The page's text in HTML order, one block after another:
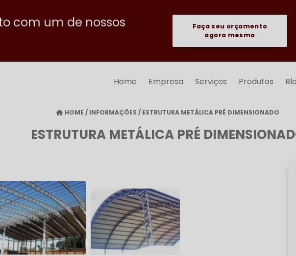
com um de nossos
Faça seu orçamento
agora mesmo
Home Empresa Serviços Produtos
HOME / INFORMAÇÕES / ESTRUTURA METÁLICA PRÉ DIMENSIONADO
ESTRUTURA METÁLICA PRÉ